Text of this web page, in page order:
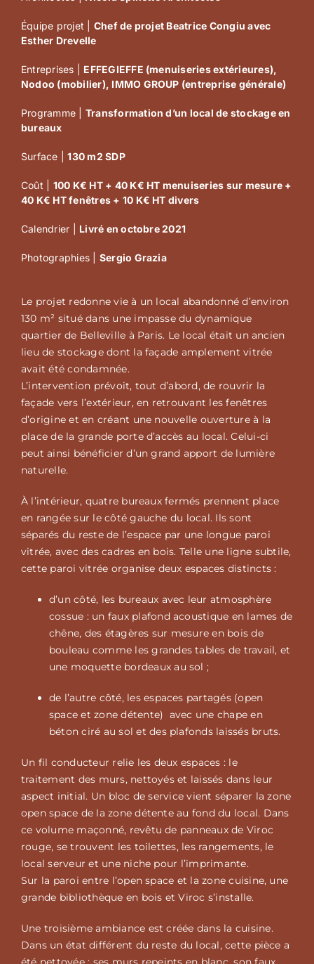
Équipe projet | Chef de projet Beatrice Congiu avec
Esther Drevelle
Entreprises | EFFEGIEFFE (menuiseries extérieures),
Nodoo (mobilier), IMMO GROUP (entreprise générale)
Programme | Transformation d’un local de stockage en
bureaux
Surface |130 m2 SDP
Coût | 100 K€ HT + 40 K€ HT menuiseries sur mesure +
40 K€ HT fenêtres + 10 K€ HT divers
Calendrier | Livré en octobre 2021
Photographies | Sergio Grazia
Le projet redonne vie à un local abandonné d’environ
130 m² situé dans une impasse du dynamique
quartier de Belleville à Paris. Le local était un ancien
lieu de stockage dont la façade amplement vitrée
avait été condamnée.
L’intervention prévoit, tout d’abord, de rouvrir la
façade vers l’extérieur, en retrouvant les fenêtres
d’origine et en créant une nouvelle ouverture à la
place de la grande porte d’accès au local. Celui-ci
peut ainsi bénéficier d’un grand apport de lumière
naturelle.
À l’intérieur, quatre bureaux fermés prennent place
en rangée sur le côté gauche du local. Ils sont
séparés du reste de l’espace par une longue paroi
vitrée, avec des cadres en bois. Telle une ligne subtile,
cette paroi vitrée organise deux espaces distincts :
d’un côté, les bureaux avec leur atmosphère
cossue : un faux plafond acoustique en lames de
chêne, des étagères sur mesure en bois de
bouleau comme les grandes tables de travail, et
une moquette bordeaux au sol ;
de l’autre côté, les espaces partagés (open
space et zone détente) avec une chape en
béton ciré au sol et des plafonds laissés bruts.
Un fil conducteur relie les deux espaces : le
traitement des murs, nettoyés et laissés dans leur
aspect initial. Un bloc de service vient séparer la zone
open space de la zone détente au fond du local. Dans
ce volume maçonné, revêtu de panneaux de Viroc
rouge, se trouvent les toilettes, les rangements, le
local serveur et une niche pour l’imprimante.
Sur la paroi entre l’open space et la zone cuisine, une
grande bibliothèque en bois et Viroc s’installe.
Une troisième ambiance est créée dans la cuisine.
Dans un état différent du reste du local, cette pièce a